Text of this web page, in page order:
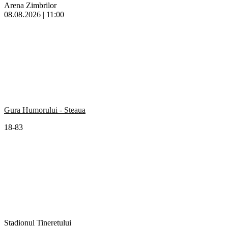
Arena Zimbrilor
08.08.2026 | 11:00
Gura Humorului - Steaua
18-83
Stadionul Tineretului